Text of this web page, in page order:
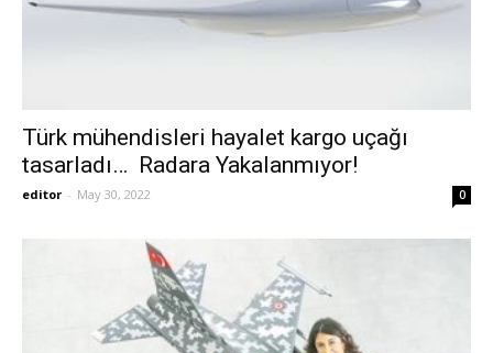
Türk mühendisleri hayalet kargo uçağı
tasarladı… Radara Yakalanmıyor!
editor - May 30, 2022 0